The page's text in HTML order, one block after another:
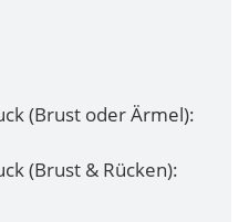
(Brust oder Ärmel):
(Brust & Rücken):